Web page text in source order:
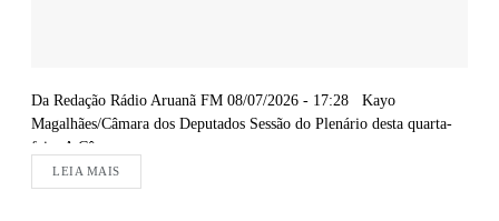
Da Redação Rádio Aruanã FM 08/07/2026 - 17:28 Kayo
Magalhães/Câmara dos Deputados Sessão do Plenário desta quarta-
feira A Câmara...
LEIA MAIS